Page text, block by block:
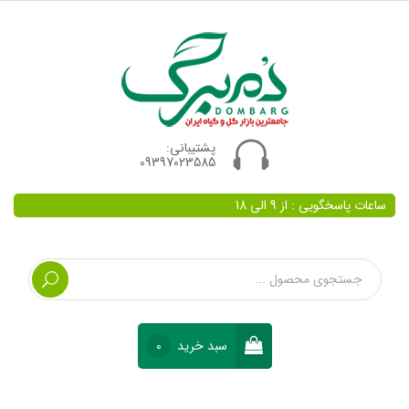
پشتیبانی:
09397023585
ساعات پاسخگویی : از 9 الی 18
سبد خرید 0